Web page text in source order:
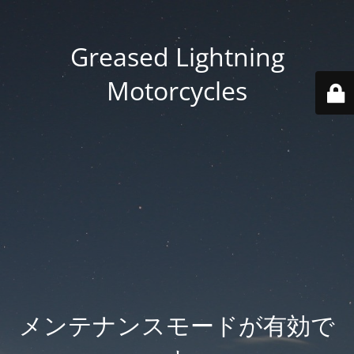
Greased Lightning
Motorcycles
メンテナンスモードが有効で